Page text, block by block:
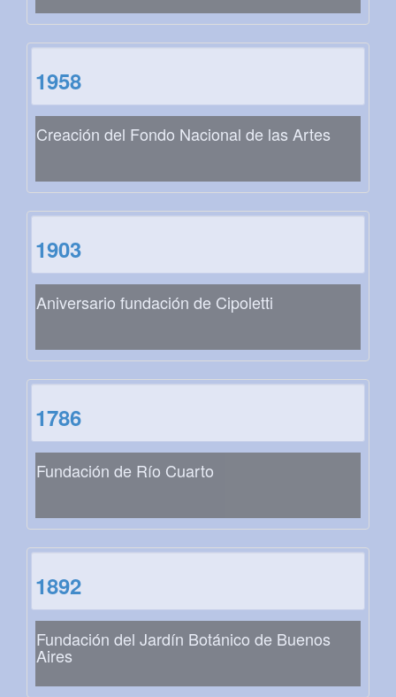
1958
Creación del Fondo Nacional de las Artes
1903
Aniversario fundación de Cipoletti
1786
Fundación de Río Cuarto
1892
Fundación del Jardín Botánico de Buenos
Aires